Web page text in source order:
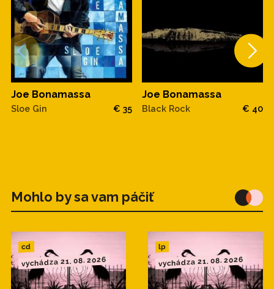
Joe Bonamassa
Sloe Gin € 35
Joe Bonamassa
Black Rock € 40
Mohlo by sa vam páčiť
cd
vychádza 21. 08. 2026
lp
vychádza 21. 08. 2026